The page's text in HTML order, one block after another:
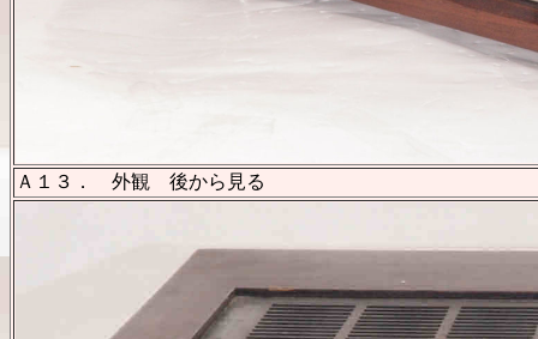
Ａ１３． 外観 後から見る